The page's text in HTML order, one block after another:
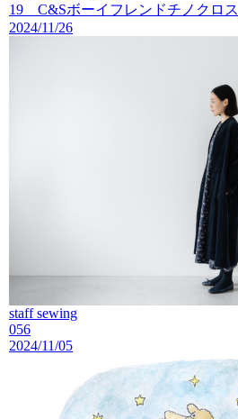
19 C&Sボーイフレンドチノクロス
2024/11/26
staff sewing
056
2024/11/05